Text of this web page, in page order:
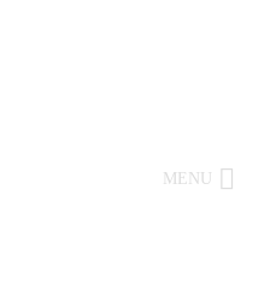
MENU